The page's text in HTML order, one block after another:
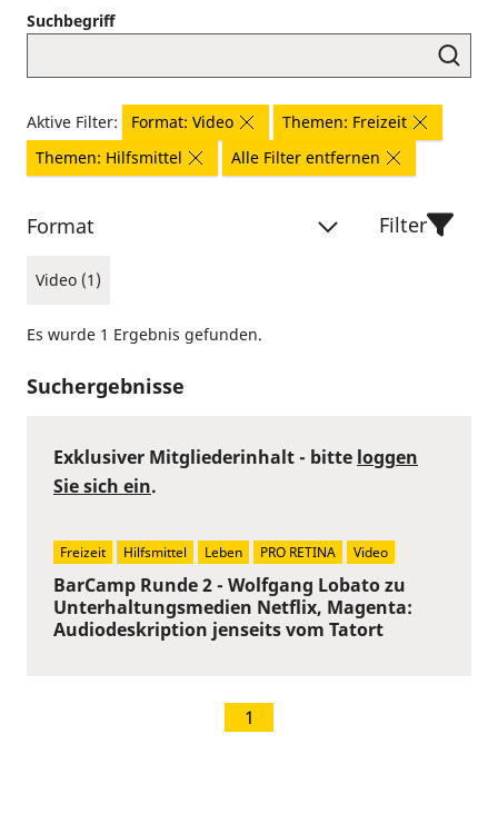
Suchbegriff
Aktive Filter: Format: Video
Themen: Freizeit
Themen: Hilfsmittel
Alle Filter entfernen
Format
Video (1)
Filter
Es wurde 1 Ergebnis gefunden.
Suchergebnisse
BarCamp Runde 2 - Wolfgang Lobato zu
Unterhaltungsmedien Netflix, Magenta:
Audiodeskription jenseits vom Tatort
Exklusiver Mitgliederinhalt - bitte loggen
Sie sich ein.
Freizeit Hilfsmittel Leben PRO RETINA Video
1